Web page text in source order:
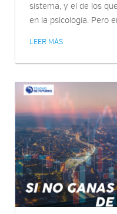
sistema, y el de los
en la psicología. Pero
LEER MÁS